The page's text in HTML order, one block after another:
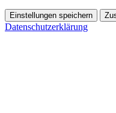
Einstellungen speichern
Datenschutzerklärung